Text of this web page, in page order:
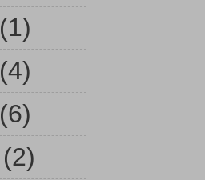
(1)
(4)
(6)
(2)